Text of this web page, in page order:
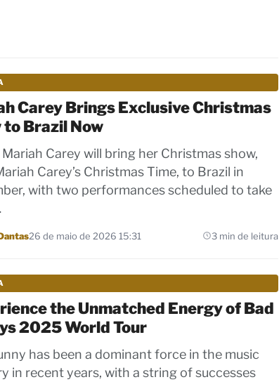
Carey Brings Exclusive Christmas
to Brazil Now
Carey will bring her Christmas show,
Carey’s Christmas Time, to Brazil in
with two performances scheduled to take
26 de maio de 2026 15:31 3 min de leitura
the Unmatched Energy of Bad
2025 World Tour
has been a dominant force in the music
in recent years, with a string of successes